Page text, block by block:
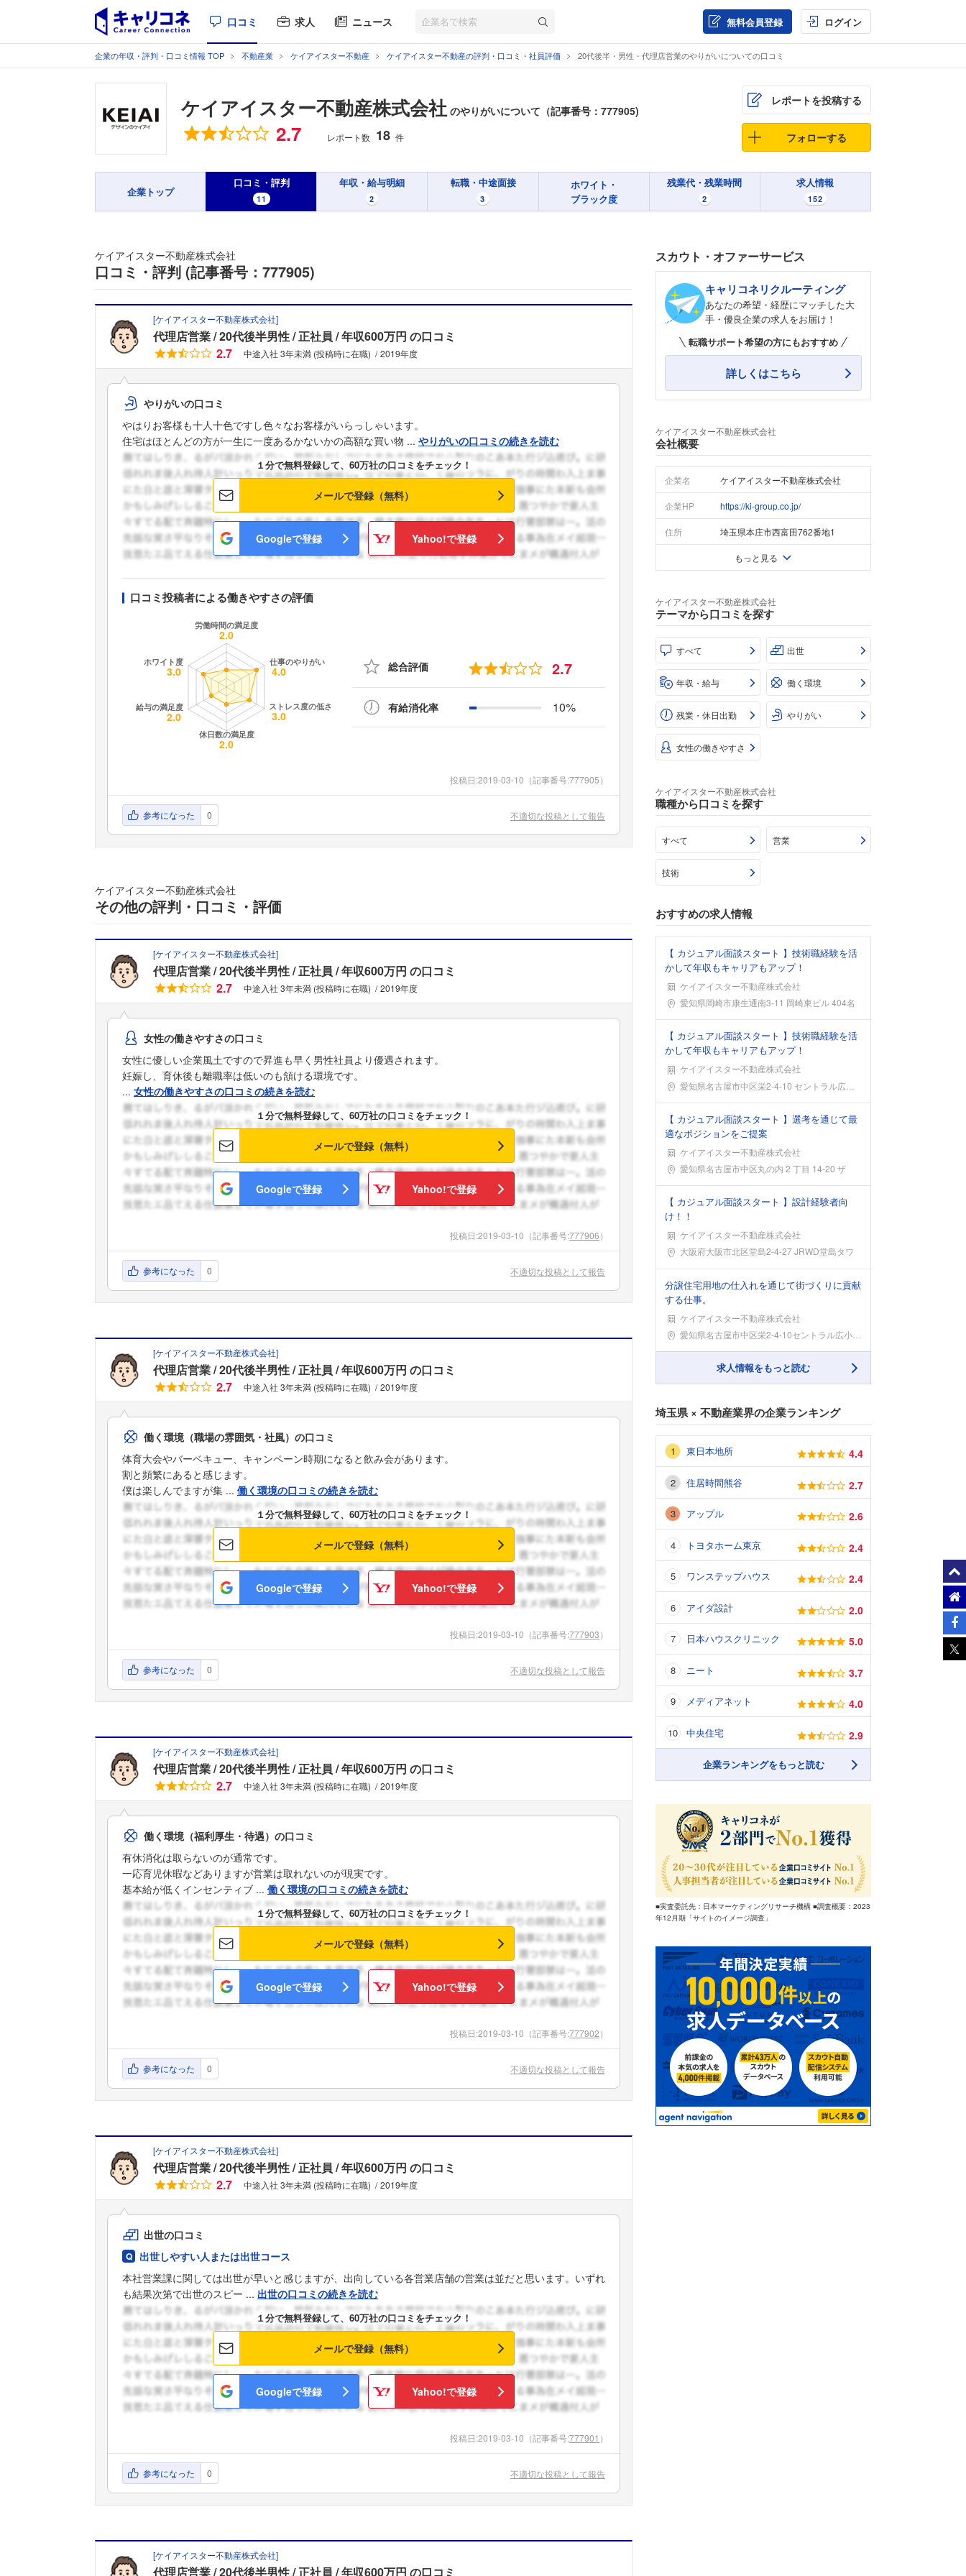
口コミ 求人 ニュース 無料会員登録 ログイン
企業の年収・評判・口コミ情報 TOP 不動産業 ケイアイスター不動産 ケイアイスター不動産の評判・口コミ・社員評価 20代後半・男性・代理店営業のやりがいについての口コミ
ケイアイスター不動産株式会社 のやりがいについて（記事番号：777905)
総合評価
2.7 レポート数 18 件
レポートを投稿する
フォローする
企業トップ
口コミ・評判
11
年収・給与明細
2
転職・中途面接
3
ホワイト・
ブラック度
残業代・残業時間
2
求人情報
152
フォローしました
ケイアイスター不動産株式会社
口コミ・評判 (記事番号：777905)
[ケイアイスター不動産株式会社]
代理店営業 20代後半男性 正社員 年収600万円 の口コミ
2.7
中途入社 3年未満 (投稿時に在職) 2019年度
やりがいの口コミ
やはりお客様も十人十色ですし色々なお客様がいらっしゃいます。
住宅はほとんどの方が一生に一度あるかないかの高額な買い物 ... やりがいの口コミの続きを読む
１分で無料登録して、60万社の口コミをチェック！
メールで登録（無料）
Googleで登録 Yahoo!で登録
口コミ投稿者による働きやすさの評価
総合評価 2.7
有給消化率 10%
投稿日:2019-03-10 （記事番号:777905）
参考になった 0 不適切な投稿として報告
ケイアイスター不動産株式会社
その他の評判・口コミ・評価
[ケイアイスター不動産株式会社]
代理店営業 20代後半男性 正社員 年収600万円 の口コミ
2.7
中途入社 3年未満 (投稿時に在職) 2019年度
女性の働きやすさの口コミ
女性に優しい企業風土ですので昇進も早く男性社員より優遇されます。
妊娠し、育休後も離職率は低いのも頷ける環境です。
... 女性の働きやすさの口コミの続きを読む
１分で無料登録して、60万社の口コミをチェック！
メールで登録（無料）
Googleで登録 Yahoo!で登録
投稿日:2019-03-10 （記事番号:777906）
参考になった 0 不適切な投稿として報告
[ケイアイスター不動産株式会社]
代理店営業 20代後半男性 正社員 年収600万円 の口コミ
2.7
中途入社 3年未満 (投稿時に在職) 2019年度
働く環境（職場の雰囲気・社風）の口コミ
体育大会やバーベキュー、キャンペーン時期になると飲み会があります。
割と頻繁にあると感じます。
僕は楽しんでますが集 ... 働く環境の口コミの続きを読む
１分で無料登録して、60万社の口コミをチェック！
メールで登録（無料）
Googleで登録 Yahoo!で登録
投稿日:2019-03-10 （記事番号:777903）
参考になった 0 不適切な投稿として報告
[ケイアイスター不動産株式会社]
代理店営業 20代後半男性 正社員 年収600万円 の口コミ
2.7
中途入社 3年未満 (投稿時に在職) 2019年度
働く環境（福利厚生・待遇）の口コミ
有休消化は取らないのが通常です。
一応育児休暇などありますが営業は取れないのが現実です。
基本給が低くインセンティブ ... 働く環境の口コミの続きを読む
１分で無料登録して、60万社の口コミをチェック！
メールで登録（無料）
Googleで登録 Yahoo!で登録
投稿日:2019-03-10 （記事番号:777902）
参考になった 0 不適切な投稿として報告
[ケイアイスター不動産株式会社]
代理店営業 20代後半男性 正社員 年収600万円 の口コミ
2.7
中途入社 3年未満 (投稿時に在職) 2019年度
出世の口コミ
出世しやすい人または出世コース
本社営業課に関しては出世が早いと感じますが、出向している各営業店舗の営業は並だと思います。いずれ
も結果次第で出世のスピー ... 出世の口コミの続きを読む
１分で無料登録して、60万社の口コミをチェック！
メールで登録（無料）
Googleで登録 Yahoo!で登録
投稿日:2019-03-10 （記事番号:777901 ）
参考になった 0 不適切な投稿として報告
[ケイアイスター不動産株式会社]
代理店営業 20代後半男性 正社員 年収600万円 の口コミ
スカウト・オファーサービス
キャリコネリクルーティング
あなたの希望・経歴にマッチした大
手・優良企業の求人をお届け！
転職サポート希望の方にもおすすめ
詳しくはこちら
ケイアイスター不動産株式会社
会社概要
企業名 ケイアイスター不動産株式会社
企業HP https://ki-group.co.jp/
住所 埼玉県本庄市西富田762番地1
もっと見る
ケイアイスター不動産株式会社
テーマから口コミを探す
すべて 出世
年収・給与 働く環境
残業・休日出勤 やりがい
女性の働きやすさ
ケイアイスター不動産株式会社
職種から口コミを探す
すべて 営業
技術
おすすめの求人情報
【 カジュアル面談スタート 】技術職経験を活
かして年収もキャリアもアップ！
ケイアイスター不動産株式会社
勤務地愛知県岡崎市康生通南3-11 岡崎東ビル 404名
【 カジュアル面談スタート 】技術職経験を活
かして年収もキャリアもアップ！
ケイアイスター不動産株式会社
勤務地愛知県名古屋市中区栄2-4-10 セントラル広小路
【 カジュアル面談スタート 】選考を通じて最
適なポジションをご提案
ケイアイスター不動産株式会社
勤務地愛知県名古屋市中区丸の内 2 丁目 14-20 ザ
【 カジュアル面談スタート 】設計経験者向
け！！
ケイアイスター不動産株式会社
勤務地大阪府大阪市北区堂島2-4-27 JRWD堂島タワ
分譲住宅用地の仕入れを通じて街づくりに貢献
する仕事。
ケイアイスター不動産株式会社
勤務地愛知県名古屋市中区栄2-4-10セントラル広小路ビ
求人情報をもっと読む
埼玉県× 不動産業界の企業ランキング
東日本地所 4.4
住居時間熊谷 2.7
アップル 2.6
トヨタホーム東京 2.4
ワンステップハウス 2.4
アイダ設計 2.0
日本ハウスクリニック 5.0
ニート 3.7
メディアネット 4.0
中央住宅 2.9
企業ランキングをもっと読む
■実査委託先：日本マーケティングリサーチ機構 ■調査概要：2023
年12月期「サイトのイメージ調査」